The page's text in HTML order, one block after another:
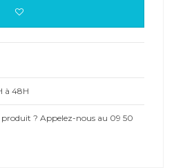
à 48H
produit ? Appelez-nous au 09 50